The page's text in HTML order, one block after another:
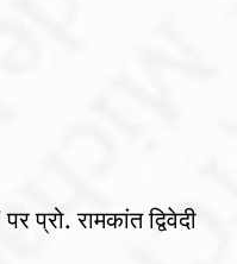
प्रो. रामकांत द्विवेदी